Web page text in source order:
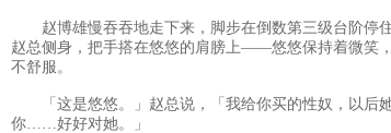
赵博雄慢吞吞地走下来，脚步在倒数第三级台阶停住
赵总侧身，把手搭在悠悠的肩膀上——悠悠保持着微笑
不舒服。
「这是悠悠。」赵总说，「我给你买的性奴，以后她
你……好好对她。」